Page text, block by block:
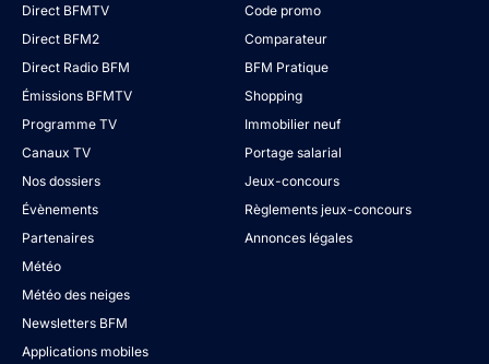
Direct BFMTV
Direct BFM2
Direct Radio BFM
Émissions BFMTV
Programme TV
Canaux TV
Nos dossiers
Évènements
Partenaires
Météo
Météo des neiges
Newsletters BFM
Applications mobiles
Code promo
Comparateur
BFM Pratique
Shopping
Immobilier neuf
Portage salarial
Jeux-concours
Règlements jeux-concours
Annonces légales